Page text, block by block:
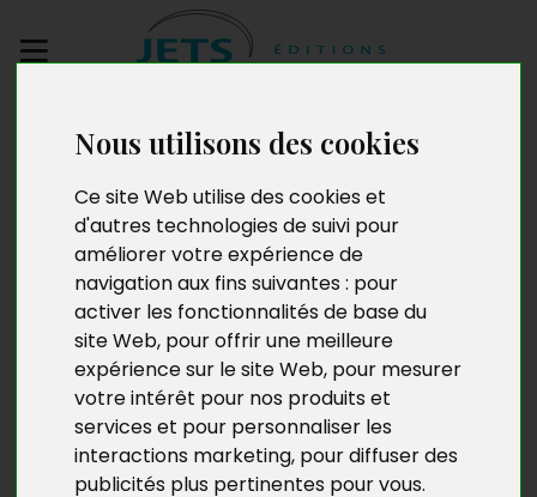
Nous utilisons des cookies
Ce site Web utilise des cookies et
d'autres technologies de suivi pour
améliorer votre expérience de
navigation aux fins suivantes : pour
activer les fonctionnalités de base du
site Web, pour offrir une meilleure
expérience sur le site Web, pour mesurer
votre intérêt pour nos produits et
services et pour personnaliser les
interactions marketing, pour diffuser des
publicités plus pertinentes pour vous.
manuscrit
Les âmes perdues